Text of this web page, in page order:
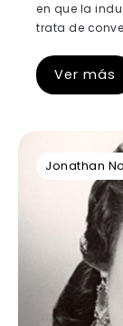
en que la
trata de
Ver más
Jonathan